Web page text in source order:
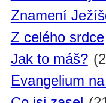
Znamení
Z celého srdce
Jak to máš?
Evangelium